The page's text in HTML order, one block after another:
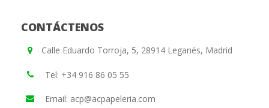
CONTÁCTENOS
Calle Eduardo Torroja, 5, 28914 Leganés, Madrid
Tel: +34 916 86 05 55
Email: acp@acpapeleria.com